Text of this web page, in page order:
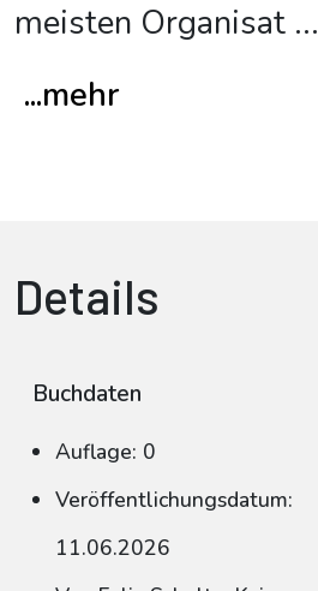
meisten Organisat ...
...mehr
Details
Buchdaten
Auflage: 0
Veröffentlichungsdatum:
11.06.2026